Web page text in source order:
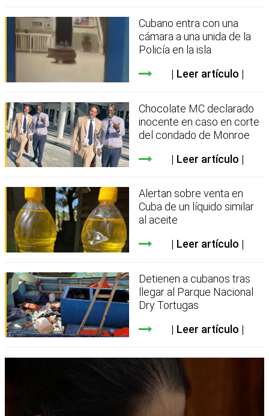
Cubano entra con una
cámara a una unida de la
Policía en la isla
Leer artículo
Chocolate MC declarado
inocente en caso en corte
del condado de Monroe
Leer artículo
Alertan sobre venta en
Cuba de un líquido similar
al aceite
Leer artículo
Detienen a cubanos tras
llegar al Parque Nacional
Dry Tortugas
Leer artículo